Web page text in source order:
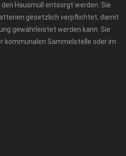
Hausmüll entsorgt werden. Sie
gesetzlich verpflichtet, damit
gewährleistet werden kann. Sie
kommunalen Sammelstelle oder im